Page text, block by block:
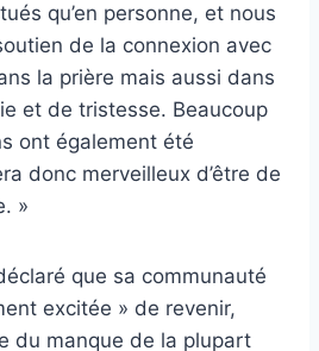
qu’en personne, et nous
de la connexion avec
la prière mais aussi dans
et de tristesse. Beaucoup
ont également été
donc merveilleux d’être de
»
que sa communauté
excitée » de revenir,
du manque de la plupart